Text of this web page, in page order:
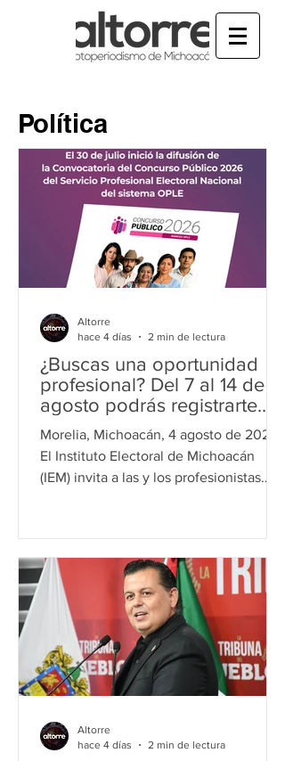
Política
¿Buscas una oportunidad
profesional? Del 7 al 14 de
agosto podrás registrarte
para formar parte del IEM
Morelia, Michoacán, 4 agosto de 2026.
El Instituto Electoral de Michoacán
(IEM) invita a las y los profesionistas
Concurso Público 2026 para ingresar al
Servicio Profesional Electoral Nacional
(SPEN), mediante el cual podrán
incorporarse a un servicio civil de
carrera que fortalece la organización de
las elecciones en México. En
Michoacán se concursan seis plazas:
dos Coordinaciones de Organización E
Altorre
hace 4 días
2 min de lectura
Altorre
hace 4 días
2 min de lectura